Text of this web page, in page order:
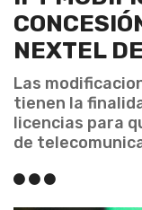
NEXTEL
Las
tienen la
licencias para
de